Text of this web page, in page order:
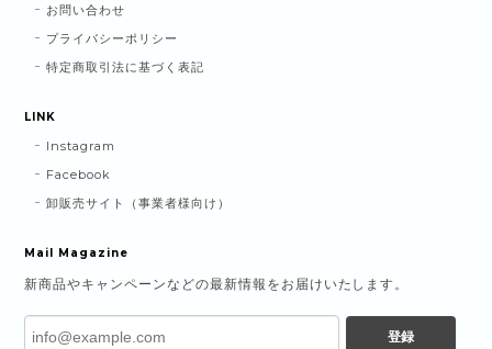
お問い合わせ
プライバシーポリシー
特定商取引法に基づく表記
LINK
Instagram
Facebook
卸販売サイト（事業者様向け）
Mail Magazine
新商品やキャンペーンなどの最新情報をお届けいたします。
登録